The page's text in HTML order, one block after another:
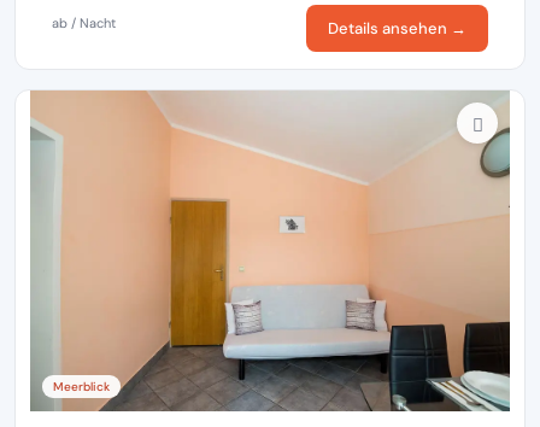
ab / Nacht Details ansehen →
Meerblick